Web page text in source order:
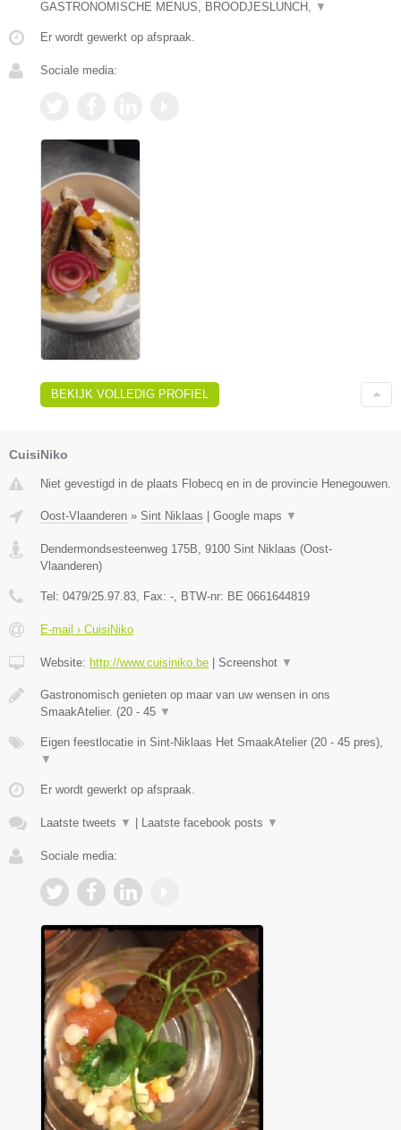
GASTRONOMISCHE MENUS, BROODJESLUNCH, ▼
Er wordt gewerkt op afspraak.
Sociale media:
BEKIJK VOLLEDIG PROFIEL
CuisiNiko
Niet gevestigd in de plaats Flobecq en in de provincie Henegouwen.
Oost-Vlaanderen » Sint Niklaas | Google maps ▼
Dendermondsesteenweg 175B 9100 Sint Niklaas (Oost-
Vlaanderen)
Tel: 0479/25.97.83 , Fax: - , BTW-nr: BE 0661644819
E-mail › CuisiNiko
Website: http://www.cuisiniko.be | Screenshot ▼
Gastronomisch genieten op maar van uw wensen in ons
SmaakAtelier. (20 - 45 ▼
Eigen feestlocatie in Sint-Niklaas Het SmaakAtelier (20 - 45 pres),
▼
Er wordt gewerkt op afspraak.
Laatste tweets ▼ | Laatste facebook posts ▼
Sociale media: